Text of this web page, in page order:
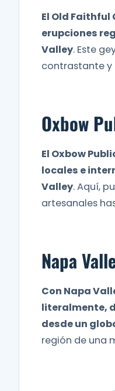
El Old
erupciones
Valley. Este
contrastante y
Oxbow
El Oxbow
locales e
Valley. Aquí,
artesanales
Napa
Con Napa
literalmente,
desde un
región de una